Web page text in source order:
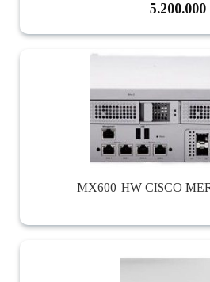
5.200.000
MX600-HW CISCO